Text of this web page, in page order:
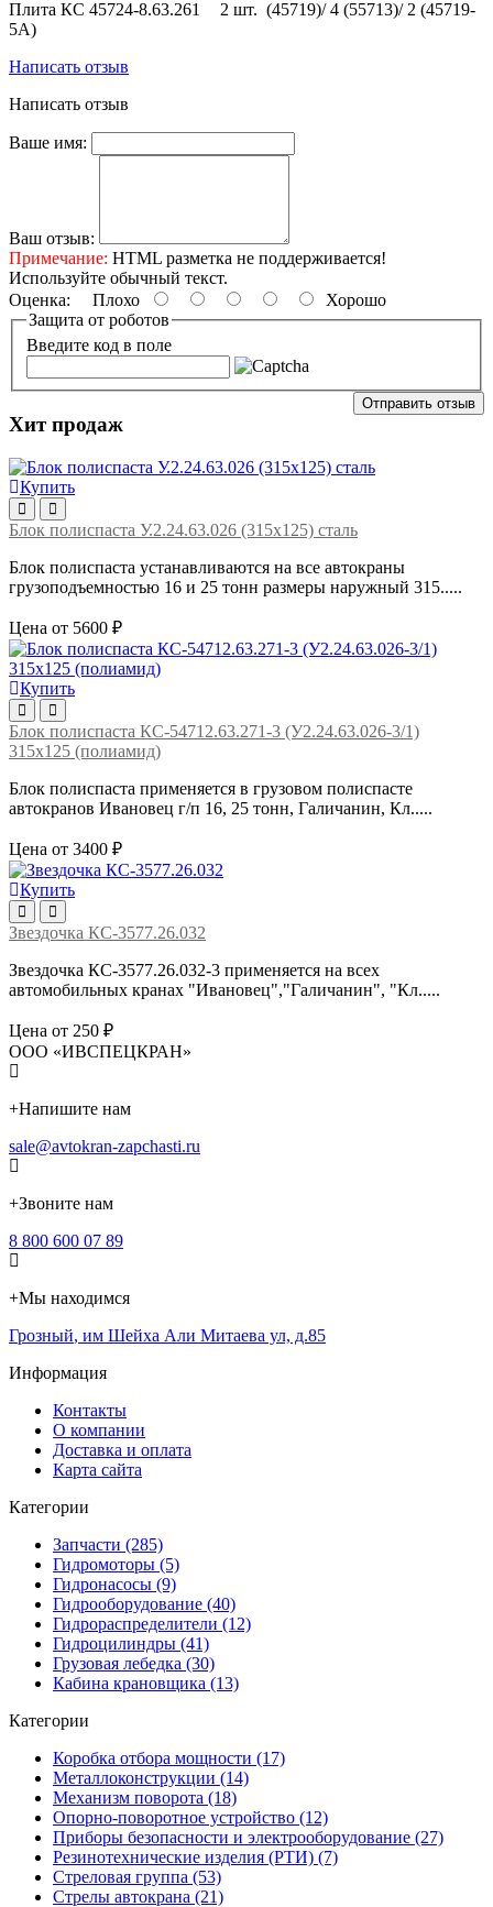
Плита КС 45724-8.63.261
2 шт. (45719)/ 4 (55713)/ 2 (45719-
5А)
Написать отзыв
Написать отзыв
Ваше имя:
Ваш отзыв:
Примечание: HTML разметка не поддерживается!
Используйте обычный текст.
Оценка: Плохо
Хорошо
Защита от роботов
Введите код в поле
Отправить отзыв
Хит продаж
Купить
Блок полиспаста У.2.24.63.026 (315х125) сталь
Блок полиспаста устанавливаются на все автокраны
грузоподъемностью 16 и 25 тонн размеры наружный 315.....
Цена от 5600 ₽
Купить
Блок полиспаста КС-54712.63.271-3 (У2.24.63.026-3/1)
315х125 (полиамид)
Блок полиспаста применяется в грузовом полиспасте
автокранов Ивановец г/п 16, 25 тонн, Галичанин, Кл.....
Цена от 3400 ₽
Купить
Звездочка КС-3577.26.032
Звездочка КС-3577.26.032-3 применяется на всех
автомобильных кранах "Ивановец","Галичанин", "Кл.....
Цена от 250 ₽
ООО «ИВСПЕЦКРАН»
+Напишите нам
sale@avtokran-zapchasti.ru
+Звоните нам
8 800 600 07 89
+Мы находимся
Грозный, им Шейха Али Митаева ул, д.85
Информация
Контакты
О компании
Доставка и оплата
Карта сайта
Категории
Запчасти (285)
Гидромоторы (5)
Гидронасосы (9)
Гидрооборудование (40)
Гидрораспределители (12)
Гидроцилиндры (41)
Грузовая лебедка (30)
Кабина крановщика (13)
Категории
Коробка отбора мощности (17)
Металлоконструкции (14)
Механизм поворота (18)
Опорно-поворотное устройство (12)
Приборы безопасности и электрооборудование (27)
Резинотехнические изделия (РТИ) (7)
Стреловая группа (53)
Стрелы автокрана (21)